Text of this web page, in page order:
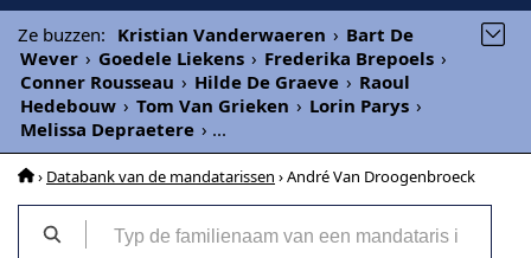
Ze buzzen: Kristian Vanderwaeren › Bart De
Wever › Goedele Liekens › Frederika Brepoels ›
Conner Rousseau › Hilde De Graeve › Raoul
Hedebouw › Tom Van Grieken › Lorin Parys ›
Melissa Depraetere › ...
› Databank van de mandatarissen › André Van Droogenbroeck